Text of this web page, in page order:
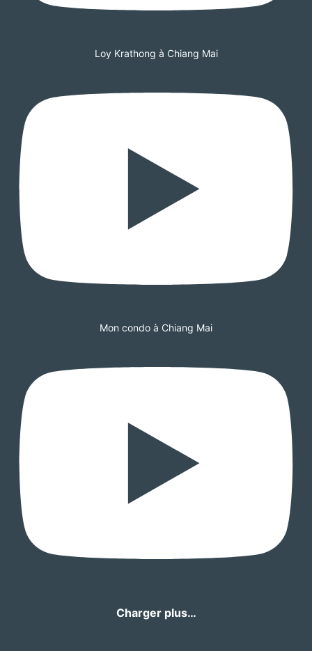
Loy Krathong à Chiang Mai
Mon condo à Chiang Mai
Charger plus…